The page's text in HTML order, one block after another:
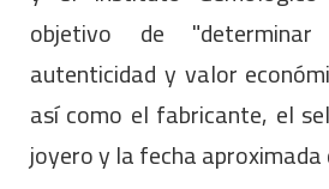
objetivo de
autenticidad y valor
así como el fabricante, el
joyero y la fecha